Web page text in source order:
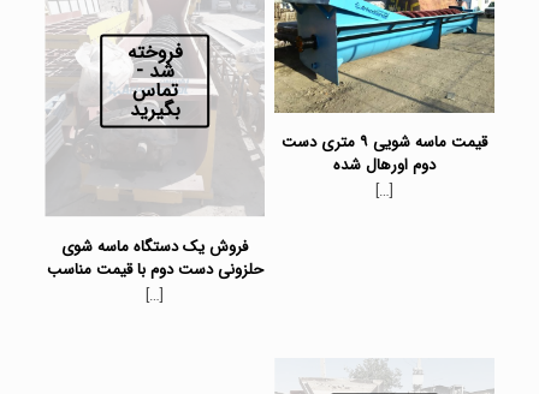
قیمت ماسه شویی ۹ متری دست
دوم اورهال شده
[…]
فروخته
شد -
تماس
بگیرید
فروش یک دستگاه ماسه شوی
حلزونی دست دوم با قیمت مناسب
[…]